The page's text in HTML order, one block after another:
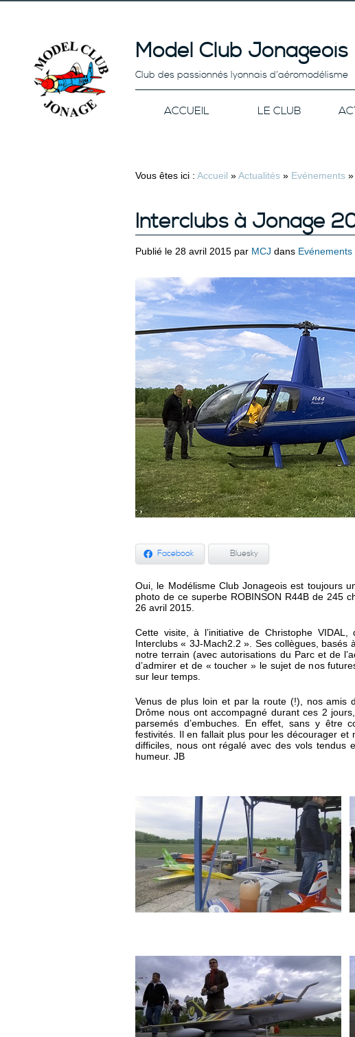
Model Club Jonageois
Club des passionnés lyonnais d’aéromodélisme
ACCUEIL LE CLUB
Vous êtes ici : Accueil »Actualités » Evénements »
Interclubs à Jonage
Publié le 28 avril 2015 par MCJ dans Evénements
Facebook Bluesky
Oui, le Modélisme Club Jonageois est toujours
photo de ce superbe ROBINSON R44B de 245
26 avril 2015.
Cette visite, à l’initiative de Christophe
Interclubs « 3J-Mach2.2 ». Ses collègues,
notre terrain (avec autorisations du Parc et de
d’admirer et de « toucher » le sujet de nos
sur leur temps.
Venus de plus loin et par la route (!), nos amis
Drôme nous ont accompagné durant ces 2
parsemés d’embuches. En effet, sans y
festivités. Il en fallait plus pour les décourager
difficiles, nous ont régalé avec des vols tendus
humeur. JB